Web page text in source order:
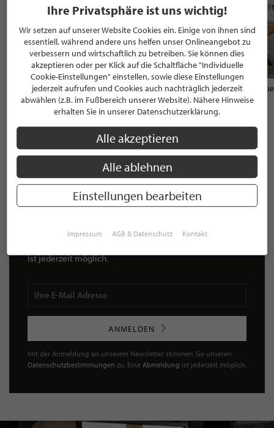
Schreinerküche - individuell geplant
Auf Anfrage
Tisch aus Altholz Eiche -
Auf Anfrage
NEWSLETTER
Bleiben Sie immer UP TO DATE! Melden Sie sich jetzt für
unseren STILPUNKTE®-Newsletter an und profitieren Sie
Mit der Anmeldung für unseren Newsletter stimmen Sie
ist jederzeit möglich.
ANMELDEN
Mit der Anmeldung an unserem Newsletter stimmen Sie unseren
Datenschutzbestimmungen zu. Eine Abmeldung ist jederzeit möglich.
Ihre Privatsphäre ist uns wichtig!
Wir setzen auf unserer Website Cookies ein. Einige von ihnen sind
essentiell, während andere uns helfen unser Onlineangebot zu
verbessern und wirtschaftlich zu betreiben. Sie können dies
akzeptieren oder per Klick auf die Schaltfläche "Individuelle
Cookie-Einstellungen" einstellen, sowie diese Einstellungen
jederzeit aufrufen und Cookies auch nachträglich jederzeit
abwählen (z.B. im Fußbereich unserer Website). Nähere Hinweise
erhalten Sie in unserer Datenschutzerklärung.
Alle akzeptieren
Alle ablehnen
Einstellungen bearbeiten
Impressum AGB & Datenschutz Kontakt